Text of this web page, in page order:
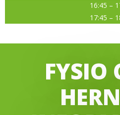
16:45 –
17:45 –
FYSIO